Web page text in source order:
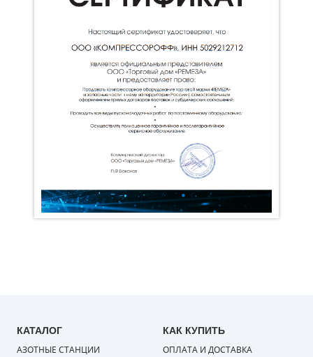
КАТАЛОГ
АЗОТНЫЕ СТАНЦИИ
КАК КУПИТЬ
ОПЛАТА И ДОСТАВКА